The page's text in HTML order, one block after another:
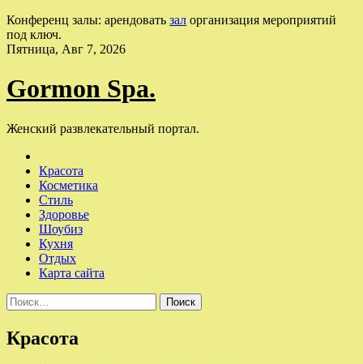
Конференц залы: арендовать зал организация мероприятий
под ключ.
Skip
content
Пятница, Авг 7, 2026
Gormon Spa.
Женский развлекательный портал.
Красота
Косметика
Стиль
Здоровье
Шоубиз
Кухня
Отдых
Карта сайта
Найти:
Красота